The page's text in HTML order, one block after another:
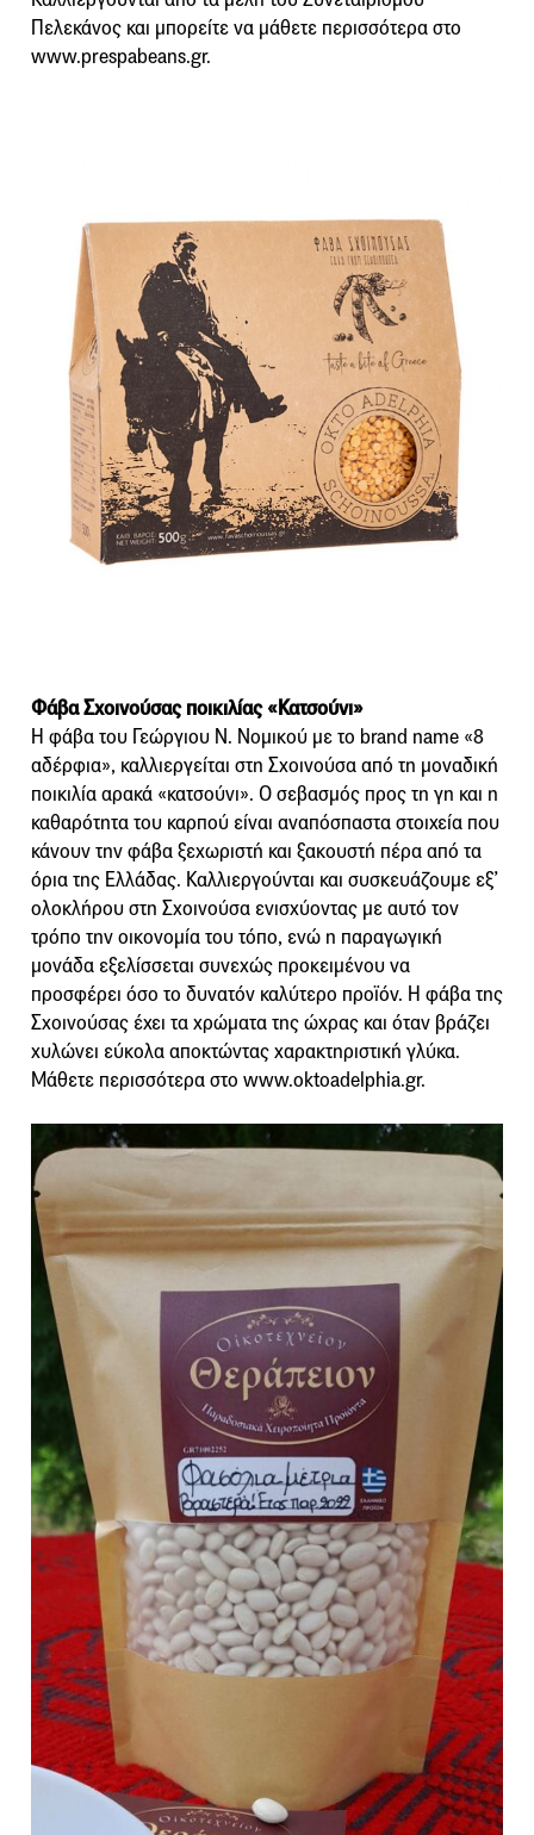
Πελεκάνος και μπορείτε να μάθετε περισσότερα στο
www.prespabeans.gr.
Φάβα Σχοινούσας ποικιλίας «Κατσούνι»
Η φάβα του Γεώργιου Ν. Νομικού με το brand name «8
αδέρφια», καλλιεργείται στη Σχοινούσα από τη μοναδική
ποικιλία αρακά «κατσούνι». Ο σεβασμός προς τη γη και η
καθαρότητα του καρπού είναι αναπόσπαστα στοιχεία που
κάνουν την φάβα ξεχωριστή και ξακουστή πέρα από τα
όρια της Ελλάδας. Καλλιεργούνται και συσκευάζουμε εξ’
ολοκλήρου στη Σχοινούσα ενισχύοντας με αυτό τον
τρόπο την οικονομία του τόπο, ενώ η παραγωγική
μονάδα εξελίσσεται συνεχώς προκειμένου να
προσφέρει όσο το δυνατόν καλύτερο προϊόν. Η φάβα της
Σχοινούσας έχει τα χρώματα της ώχρας και όταν βράζει
χυλώνει εύκολα αποκτώντας χαρακτηριστική γλύκα.
Μάθετε περισσότερα στο www.oktoadelphia.gr.